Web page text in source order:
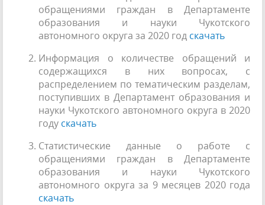
обращениями граждан в Департаменте
образования и науки Чукотского
автономного округа за 2020 год скачать
Информация о количестве обращений и
содержащихся в них вопросах, с
распределением по тематическим разделам,
поступивших в Департамент образования и
науки Чукотского автономного округа в 2020
году скачать
Статистические данные о работе с
обращениями граждан в Департаменте
образования и науки Чукотского
автономного округа за 9 месяцев 2020 года
скачать